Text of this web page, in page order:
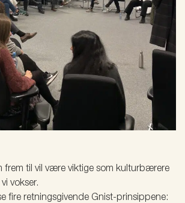
frem til vil være viktige som kulturbærere
vokser.
fire retningsgivende Gnist-prinsippene: